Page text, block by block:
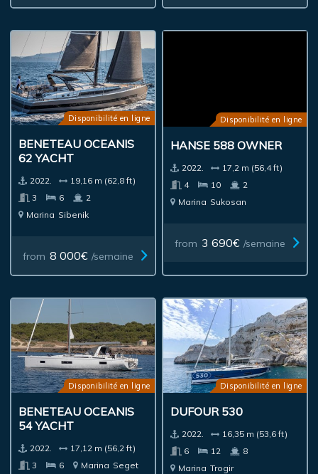
Disponibilité en ligne
BENETEAU OCEANIS
62 YACHT
2022.
19,16 m (62,8 ft)
3
6
2
Marina Sibenik
from 8 000€ /semaine
Disponibilité en ligne
HANSE 588 OWNER
2022.
17,2 m (56,4 ft)
4
10
2
Marina Sukosan
from 3 690€ /semaine
Disponibilité en ligne
BENETEAU OCEANIS
54 YACHT
2022.
17,12 m (56,2 ft)
3
6 Marina Seget
Disponibilité en ligne
DUFOUR 530
2022.
16,35 m (53,6 ft)
6
12
8
Marina Trogir